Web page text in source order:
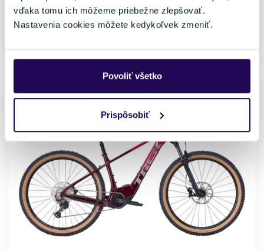
vďaka tomu ich môžeme priebežne zlepšovať.
Nastavenia cookies môžete kedykoľvek zmeniť.
Povoliť všetko
Prispôsobiť
M 180 - 195 cm
XL 190 - 200 cm
Skladom - Ihneď k odberu